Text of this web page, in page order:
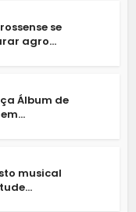
se
agro...
Álbum de
musical